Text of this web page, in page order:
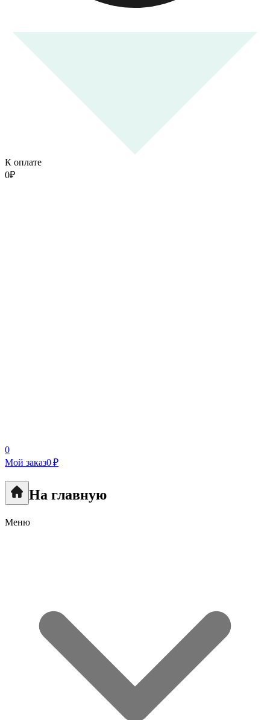
К оплате
0₽
0
Мой заказ0 ₽
На главную
Меню